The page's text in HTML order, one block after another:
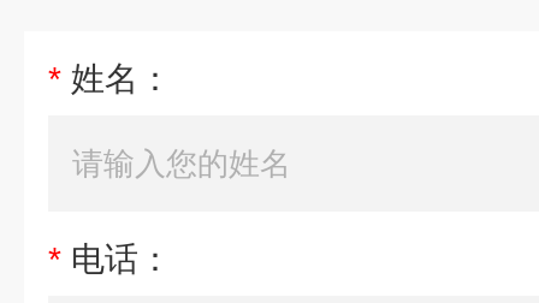
* 姓名：
* 电话：